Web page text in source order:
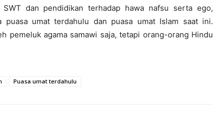
dan pendidikan terhadap hawa nafsu serta ego,
puasa umat terdahulu dan puasa umat Islam saat ini.
pemeluk agama samawi saja, tetapi orang-orang Hindu
Puasa umat terdahulu